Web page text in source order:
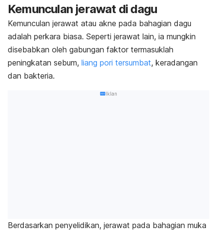
Kemunculan jerawat di dagu
Kemunculan jerawat atau akne pada bahagian dagu
adalah perkara biasa. Seperti jerawat lain, ia mungkin
disebabkan oleh gabungan faktor termasuklah
peningkatan sebum, liang pori tersumbat, keradangan
dan bakteria.
Iklan
Berdasarkan penyelidikan, jerawat pada bahagian muka